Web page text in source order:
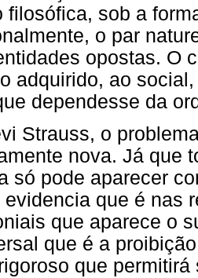
filosófica, sob a
o par
opostas. O
adquirido, ao
dependesse da
Strauss, o
nova. Já que
só pode aparecer
evidencia que é nas
que aparece o
que é a
que